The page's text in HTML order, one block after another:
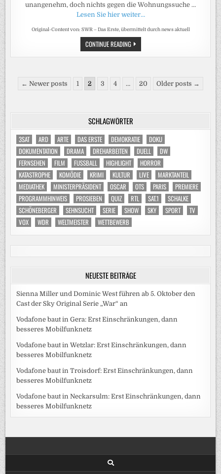
unangenehm, doch nichts gegen die Wohnungssuche …
Lesen Sie hier weiter…
Original-Content von: SWR – Das Erste, übermittelt durch news aktuell
CONTINUE READINGDREHARBEITEN
ZUR
SWR
Seitennummerierung
Beiträge
← Newer posts 1 2 3 4 … 20 Older posts →
SCHLAGWÖRTER
3SAT ARD ARTE DAS ERSTE DEMOKRATIE
DOKU
DOKUMENTATION
DRAMA DREHARBEITEN DUELL
DW
FERNSEHEN
FILM FUSSBALL HIGHLIGHT
HORROR
KATASTROPHE
KOMÖDIE KRIMI KULTUR LIVE
MARKTANTEIL
MEDIATHEK
MINISTERPRÄSIDENT OSCAR OTS PARIS
PREMIERE
PROGRAMMHINWEIS
PROSIEBEN QUIZ RTL SAT.1
SCHALKE
SCHÖNEBERGER
SEHNSUCHT SERIE SHOW SKY SPORT
TV
VOX
WDR WELTMEISTER WETTBEWERB
NEUESTE BEITRÄGE
Sienna Miller und Dominic West führen ab 5. Oktober den
Cast der Sky Original Serie „War“ an
Vodafone baut in Gera: Erst Einschränkungen, dann
besseres Mobilfunknetz
Vodafone baut in Wetzlar: Erst Einschränkungen, dann
besseres Mobilfunknetz
Vodafone baut in Troisdorf: Erst Einschränkungen, dann
besseres Mobilfunknetz
Vodafone baut in Neckarsulm: Erst Einschränkungen, dann
besseres Mobilfunknetz